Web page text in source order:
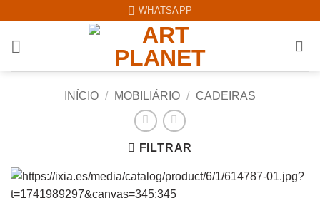
content
WHATSAPP
INÍCIO / MOBILIÁRIO / CADEIRAS
FILTRAR